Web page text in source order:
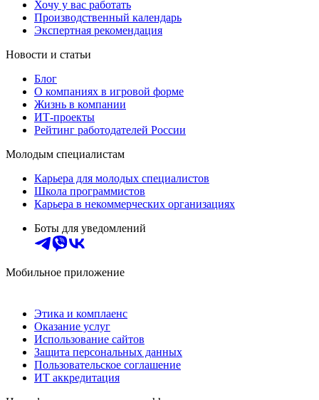
Хочу у вас работать
Производственный календарь
Экспертная рекомендация
Новости и статьи
Блог
О компаниях в игровой форме
Жизнь в компании
ИТ-проекты
Рейтинг работодателей России
Молодым специалистам
Карьера для молодых специалистов
Школа программистов
Карьера в некоммерческих организациях
Боты для уведомлений
Мобильное приложение
Этика и комплаенс
Оказание услуг
Использование сайтов
Защита персональных данных
Пользовательское соглашение
ИТ аккредитация